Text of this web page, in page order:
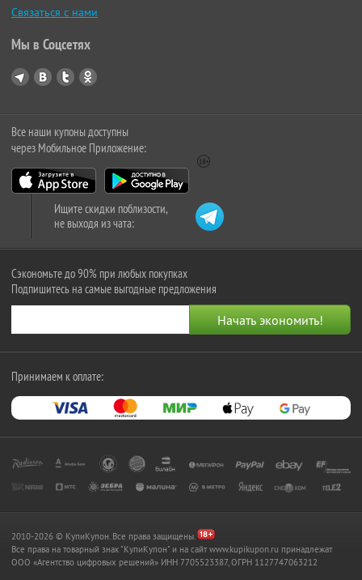
Связаться с нами
Мы в Соцсетях
Все наши купоны доступны
через Мобильное Приложение:
Ищите скидки поблизости,
не выходя из чата:
Сэкономьте до 90% при любых покупках
Подпишитесь на самые выгодные предложения
Принимаем к оплате:
2010-2026 © КупиКупон. Все права защищены.
Все права на товарный знак "КупиКупон" и на сайт www.kupikupon.ru принадлежат
OOO «Агентство цифровых решений» ИНН 7705523387, ОГРН 1127747063212